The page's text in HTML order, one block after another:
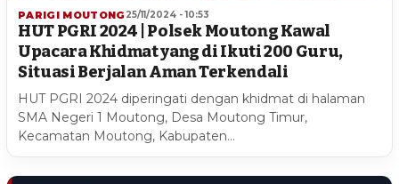
PARIGI MOUTONG 25/11/2024 - 10:53
HUT PGRI 2024 | Polsek Moutong Kawal
Upacara Khidmat yang di Ikuti 200 Guru,
Situasi Berjalan Aman Terkendali
HUT PGRI 2024 diperingati dengan khidmat di halaman
SMA Negeri 1 Moutong, Desa Moutong Timur,
Kecamatan Moutong, Kabupaten…